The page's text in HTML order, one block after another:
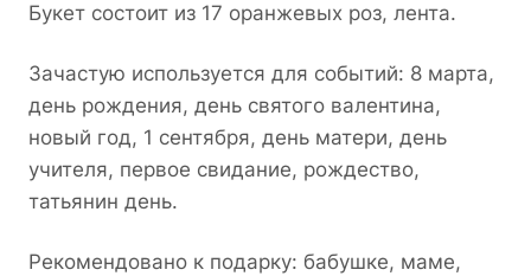
Букет состоит из 17 оранжевых роз, лента.
Зачастую используется для событий: 8 марта,
день рождения, день святого валентина,
новый год, 1 сентября, день матери, день
учителя, первое свидание, рождество,
татьянин день.
Рекомендовано к подарку: бабушке, маме,